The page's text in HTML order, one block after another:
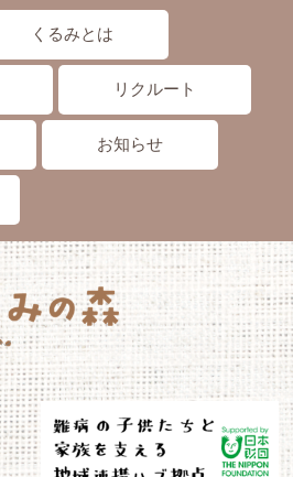
くるみとは
リクルート
お知らせ